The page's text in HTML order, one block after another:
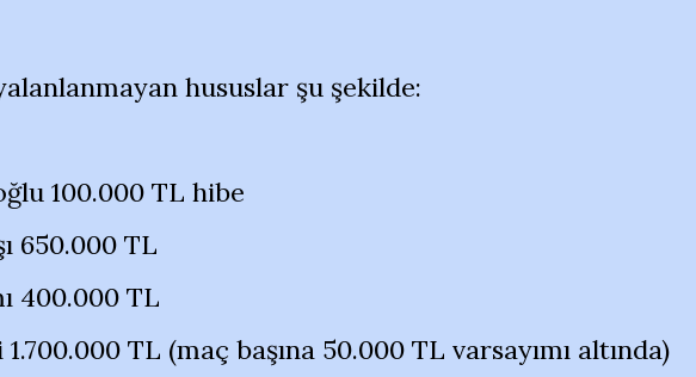
hususlar şu şekilde:
100.000 TL hibe
650.000 TL
400.000 TL
TL (maç başına 50.000 TL varsayımı altında)